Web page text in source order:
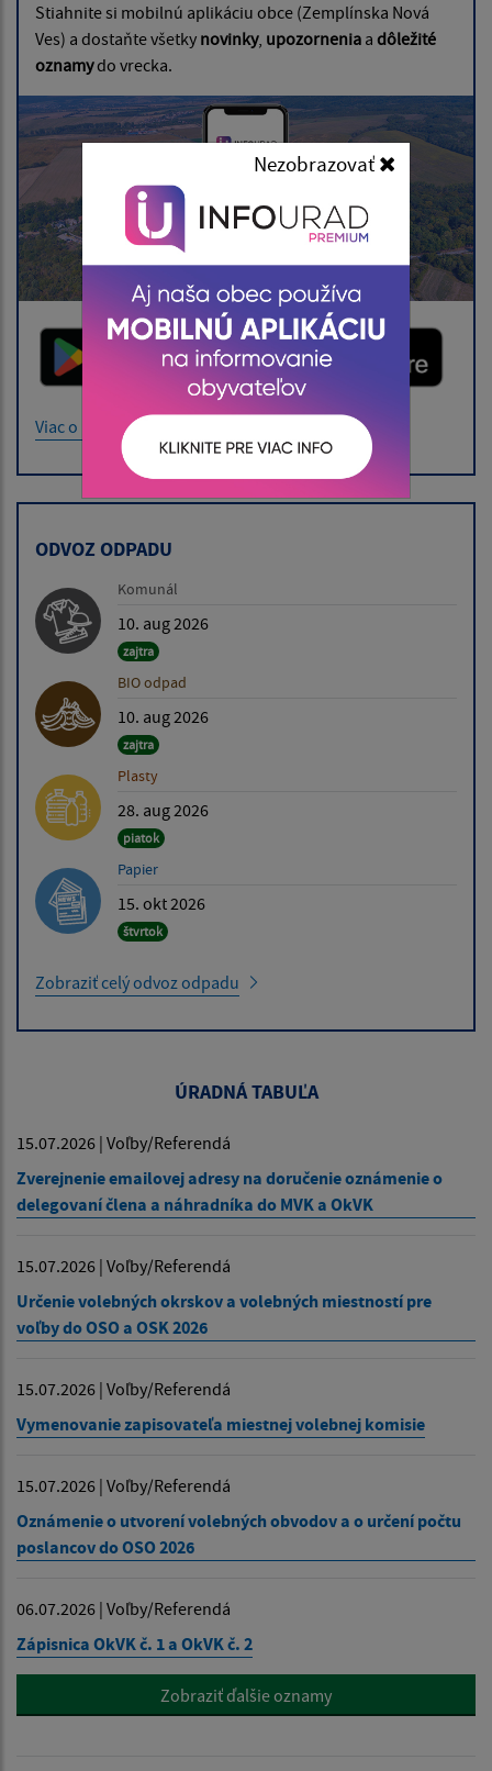
Nezobrazovať
Stiahnite si mobilnú aplikáciu obce (Zemplínska Nová
Ves) a dostaňte všetky novinky, upozornenia a dôležité
oznamydo vrecka.
Viac o mobilnej aplikácii
ODVOZ ODPADU
Komunál
10. aug 2026
zajtra
BIO odpad
10. aug 2026
zajtra
Plasty
28. aug 2026
piatok
Papier
15. okt 2026
štvrtok
Zobraziť celý odvoz odpadu
ÚRADNÁ TABUĽA
15.07.2026 | Voľby/Referendá
Zverejnenie emailovej adresy na doručenie oznámenie o
delegovaní člena a náhradníka do MVK a OkVK
15.07.2026 | Voľby/Referendá
Určenie volebných okrskov a volebných miestností pre
voľby do OSO a OSK 2026
15.07.2026 | Voľby/Referendá
Vymenovanie zapisovateľa miestnej volebnej komisie
15.07.2026 | Voľby/Referendá
Oznámenie o utvorení volebných obvodov a o určení počtu
poslancov do OSO 2026
06.07.2026 | Voľby/Referendá
Zápisnica OkVK č. 1 a OkVK č. 2
Zobraziť ďalšie oznamy